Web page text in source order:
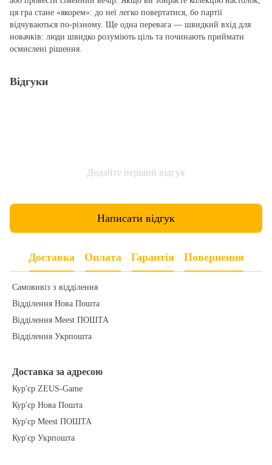
ця гра стане «якорем»: до неї легко повертатися, бо партії
відчуваються по‑різному. Ще одна перевага — швидкий вхід для
новачків: люди швидко розуміють ціль та починають приймати
осмислені рішення.
Відгуки
Додайте перший відгук
Написати відгук
Доставка Оплата Гарантія Повернення
Самовивіз з відділення
Відділення Нова Пошта
Відділення Meest ПОШТА
Відділення Укрпошта
Доставка за адресою
Кур'єр ZEUS-Game
Кур'єр Нова Пошта
Кур'єр Meest ПОШТА
Кур'єр Укрпошта